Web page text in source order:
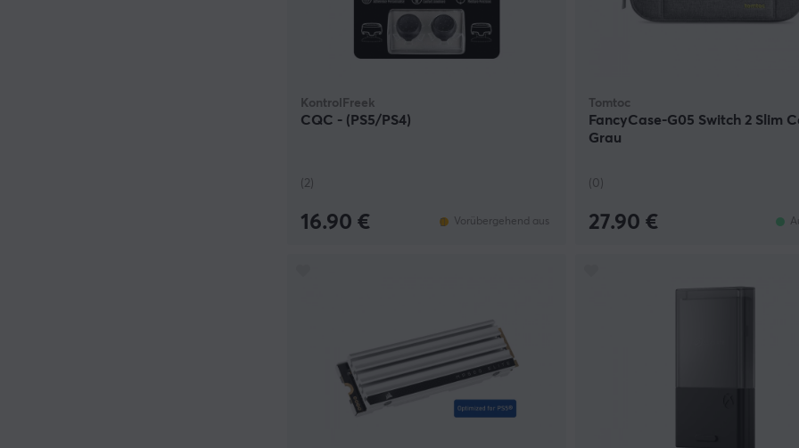
KontrolFreek
CQC - (PS5/PS4)
(2)
16.90 € Vorübergehend aus
Tomtoc
FancyCase-G05 Switch 2 Slim
Grau
(0)
27.90 €